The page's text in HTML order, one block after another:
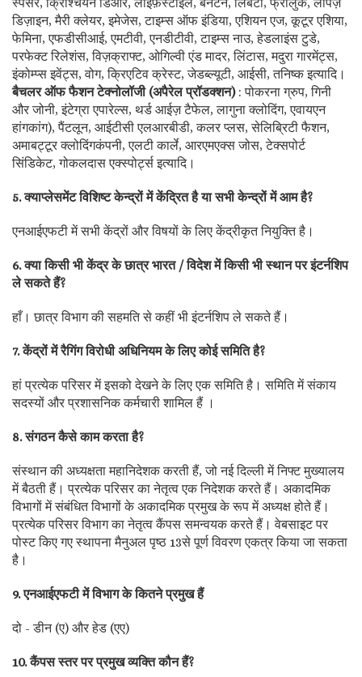
डिज़ाइन, मैरी क्लेयर, इमेजेस, टाइम्स ऑफ इंडिया, एशियन एज, कूटूर एशिया,
फेमिना, एफडीसीआई, एमटीवी, एनडीटीवी, टाइम्स नाउ, हेडलाइंस टुडे,
परफेक्ट रिलेशंस, विज़क्राफ्ट, ओगिल्वी एंड मादर, लिंटास, मदुरा गारमेंट्स,
इंकोम्प्स इवेंट्स, वोग, क्रिएटिव क्रेस्ट, जेडब्ल्यूटी, आईसी, तनिष्क इत्यादि।
बैचलर ऑफ फैशन टेक्नोलॉजी (अपैरेल प्रॉडक्शन) : पोकरना ग्रुप, गिनी
और जोनी, इंटेग्रा एपारेल्स, थर्ड आईज़ टैफेल, लागुना क्लोदिंग, एवायएन
हांगकांग), पैंटलून, आईटीसी एलआरबीडी, कलर प्लस, सेलिब्रिटी फैशन,
अमाबट्टूर क्लोदिंगकंपनी, एलटी कार्ले, आरएमएक्स जोस, टेक्सपोर्ट
सिंडिकेट, गोकलदास एक्स्पोर्ट्स इत्यादि।
5. क्याप्लेसमेंट विशिष्ट केन्द्रों में केंद्रित है या सभी केन्द्रों में आम है?
एनआईएफटी में सभी केंद्रों और विषयों के लिए केंद्रीकृत नियुक्ति है।
6. क्या किसी भी केंद्र के छात्र भारत / विदेश में किसी भी स्थान पर इंटर्नशिप
ले सकते हैं?
हाँ। छात्र विभाग की सहमति से कहीं भी इंटर्नशिप ले सकते हैं।
7. केंद्रों में रैगिंग विरोधी अधिनियम के लिए कोई समिति है?
हां प्रत्येक परिसर में इसको देखने के लिए एक समिति है। समिति में संकाय
सदस्यों और प्रशासनिक कर्मचारी शामिल हैं ।
8. संगठन कैसे काम करता है?
संस्थान की अध्यक्षता महानिदेशक करती हैं, जो नई दिल्ली में निफ्ट मुख्यालय
में बैठती हैं। प्रत्येक परिसर का नेतृत्व एक निदेशक करते हैं। अकादमिक
विभागों में संबंधित विभागों के अकादमिक प्रमुख के रूप में अध्यक्ष होते हैं।
प्रत्येक परिसर विभाग का नेतृत्व कैंपस समन्वयक करते हैं। वेबसाइट पर
पोस्ट किए गए स्थापना मैनुअल पृष्ठ 13से पूर्ण विवरण एकत्र किया जा सकता
है।
9. एनआईएफटी में विभाग के कितने प्रमुख हैं
दो - डीन (ए) और हेड (एए)
10. कैंपस स्तर पर प्रमुख व्यक्ति कौन हैं?